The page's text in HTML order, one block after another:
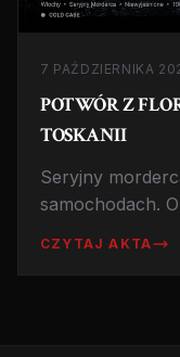
7 PAŹDZIERNIKA
POTWÓR Z
TOSKANII
Seryjny
samochodach.
CZYTAJ AKTA